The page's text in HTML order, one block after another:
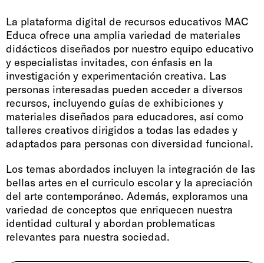
La plataforma digital de recursos educativos MAC
Educa ofrece una amplia variedad de materiales
didácticos diseñados por nuestro equipo educativo
y especialistas invitades, con énfasis en la
investigación y experimentación creativa. Las
personas interesadas pueden acceder a diversos
recursos, incluyendo guías de exhibiciones y
materiales diseñados para educadores, así como
talleres creativos dirigidos a todas las edades y
adaptados para personas con diversidad funcional.
Los temas abordados incluyen la integración de las
bellas artes en el curriculo escolar y la apreciación
del arte contemporáneo. Además, exploramos una
variedad de conceptos que enriquecen nuestra
identidad cultural y abordan problematicas
relevantes para nuestra sociedad.